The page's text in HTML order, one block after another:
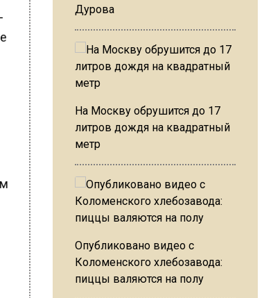
Дурова
На Москву обрушится до 17
литров дождя на квадратный
метр
Опубликовано видео с
Коломенского хлебозавода:
пиццы валяются на полу